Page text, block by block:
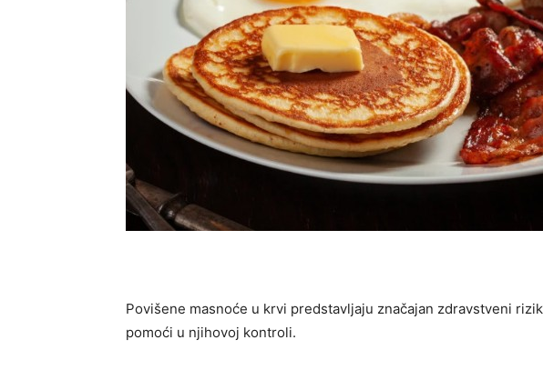
Povišene masnoće u krvi predstavljaju značajan zdravstveni
pomoći u njihovoj kontroli.